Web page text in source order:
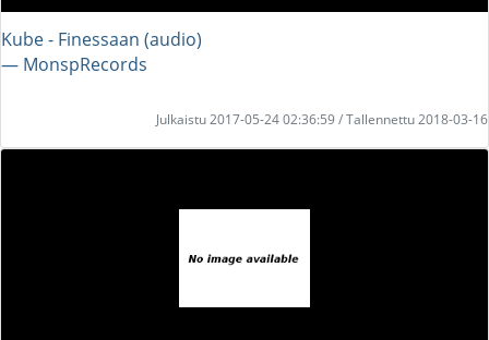
Kube - Finessaan (audio)
― MonspRecords
Julkaistu 2017-05-24 02:36:59 / Tallennettu 2018-03-16